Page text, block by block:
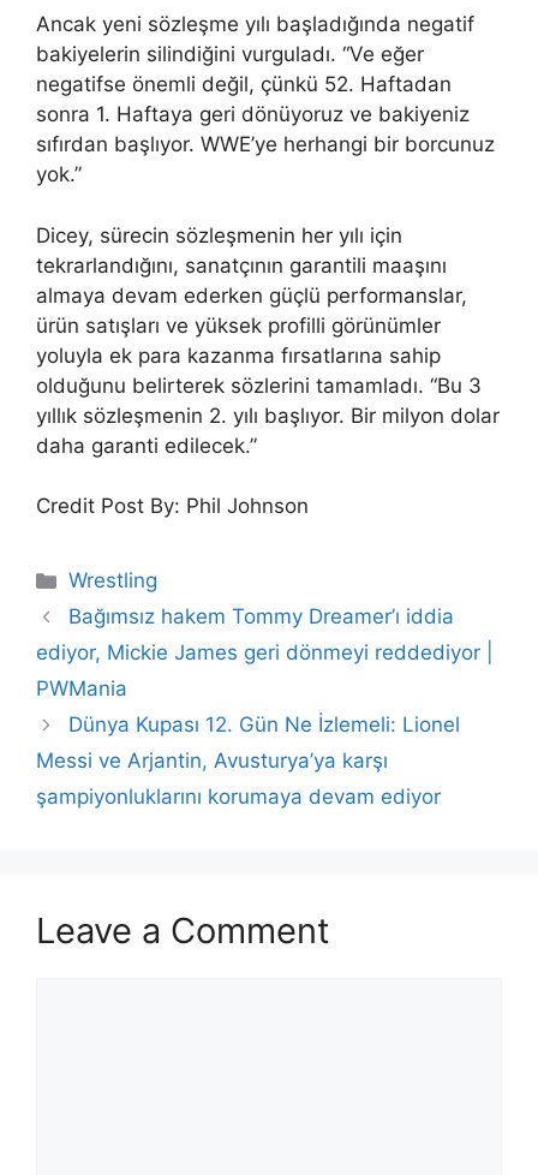
Ancak yeni sözleşme yılı başladığında negatif
bakiyelerin silindiğini vurguladı. “Ve eğer
negatifse önemli değil, çünkü 52. Haftadan
sonra 1. Haftaya geri dönüyoruz ve bakiyeniz
sıfırdan başlıyor. WWE’ye herhangi bir borcunuz
yok.”
Dicey, sürecin sözleşmenin her yılı için
tekrarlandığını, sanatçının garantili maaşını
almaya devam ederken güçlü performanslar,
ürün satışları ve yüksek profilli görünümler
yoluyla ek para kazanma fırsatlarına sahip
olduğunu belirterek sözlerini tamamladı. “Bu 3
yıllık sözleşmenin 2. yılı başlıyor. Bir milyon dolar
daha garanti edilecek.”
Credit Post By: Phil Johnson
Categories
Wrestling
Bağımsız hakem Tommy Dreamer’ı iddia
ediyor, Mickie James geri dönmeyi reddediyor |
PWMania
Dünya Kupası 12. Gün Ne İzlemeli: Lionel
Messi ve Arjantin, Avusturya’ya karşı
şampiyonluklarını korumaya devam ediyor
Leave a Comment